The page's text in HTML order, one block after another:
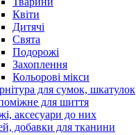
Квіти
Дитячі
Свята
Подорожі
Захоплення
Кольорові мікси
для сумок, шкатулок
для шиття
аксесуари до них
добавки для тканини